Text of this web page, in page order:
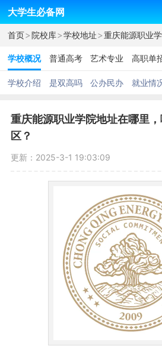
大学生必备网
首页>院校库>学校地址>重庆能源职业
学校概况 普通高考 艺术专业 高职单
学校介绍 是双高吗 公办民办 就业情
重庆能源职业学院地址在哪里
区？
更新：2025-3-1 19:03:09